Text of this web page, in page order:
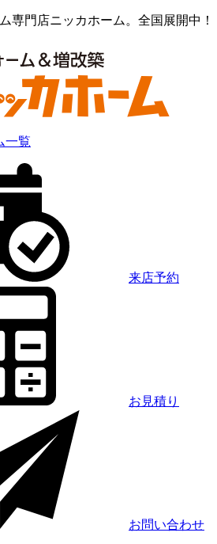
専門店ニッカホーム。全国展開中！
一覧
来店予約
お見積り
お問い合わせ